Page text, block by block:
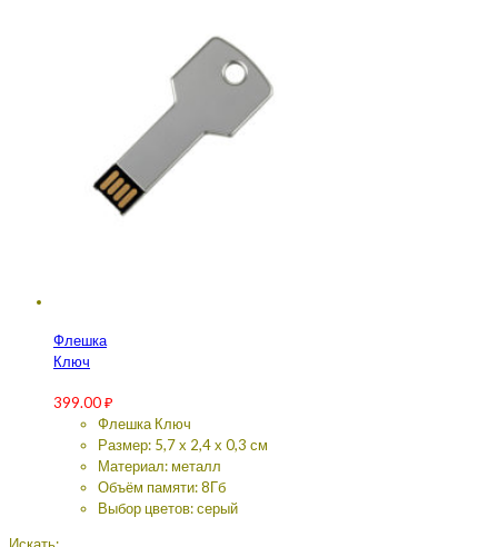
Флешка
Ключ
399.00₽
Флешка Ключ
Размер: 5,7 х 2,4 х 0,3 см
Материал: металл
Объём памяти: 8Гб
Выбор цветов: серый